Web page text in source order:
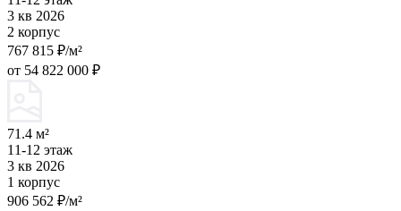
3 кв 2026
2 корпус
767 815 ₽/м²
от 54 822 000 ₽
71.4 м²
11-12 этаж
3 кв 2026
1 корпус
906 562 ₽/м²